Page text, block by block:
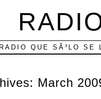
QUE SÃ³LO
March